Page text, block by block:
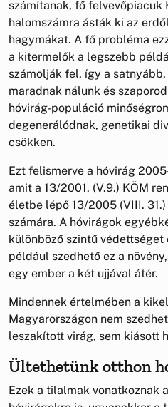
számítanak, fő felvevőpiacuk
halomszámra ásták ki az
hagymákat. A fő probléma
a kitermelők a legszebb
számolják fel, így a
maradnak nálunk és
hóvirág-populáció
degenerálódnak, genetikai
csökken.
Ezt felismerve a hóvirág
amit a 13/2001. (V.9.) KÖM
életbe lépő 13/2005 (VIII.
számára. A hóvirágok
különböző szintű védettséget
például szedhető ez a
egy ember a két ujjával átér.
Mindennek értelmében a
Magyarországon nem
leszakított virág, sem kiásott
Ültethetünk otthon
Ezek a tilalmak vonatkoznak